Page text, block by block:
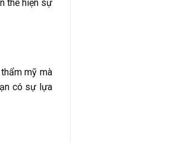
thể hiện sự
mỹ mà
có sự lựa